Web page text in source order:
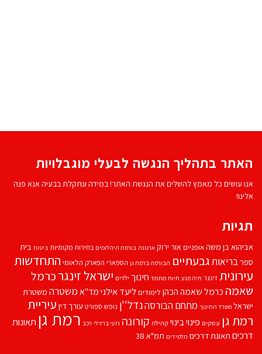
האתר בתהליך הנגשה לבעלי מוגבלויות
אנו עושים כל מאמץ להשלים את הנגשת האתר! במידה ונתקלת בבעיה אנא פנה
אלינו!
תגיות
אביהוא בן משהאופניים אור ירוק ארנונה בורסת היהלומים בחירות מקומיות ביטוח בית
ספרבריאותגבעתיים הבורסה ברמת גן הספארי הפארק הלאומי התחדשות
עירוניתזינגר חיה מנע חיות מחמד חינוך ילדים ישראל זינגרכרמל
שאמה כרמל שאמה הכהן לימודים ליעד אילנימד''אמשטרה משטרת
ישראל משרד החינוך מתחם הבורסהנדל''ן נופש ספורט עורך דין עיריית
רמת גן עסקים פינוי בינוי קהילה קורונה רועי ברזילי רכב רמת גן תאונות
דרכים תאונת דרכים תלמידים תמ"א 38